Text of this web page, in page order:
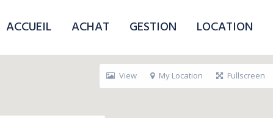
ACCUEIL ACHAT GESTION LOCATION
View My Location Fullscreen